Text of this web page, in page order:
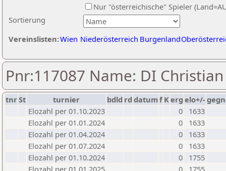
Sortierung
Nur "österreichische" Spieler
Vereinslisten:Wien Niederösterreich Burgenland
Pnr:117087 Name: DI
tnrSt turnier bdld rd datumf Kerg elo+/-
Elozahl per 01.10.2023
0
1633
Elozahl per 01.01.2024
0
1633
Elozahl per 01.04.2024
0
1633
Elozahl per 01.07.2024
0
1633
Elozahl per 01.10.2024
0
1755
Elozahl per 01.01.2025
0
1755